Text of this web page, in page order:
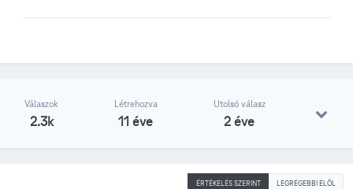
Válaszok
2.3k
Létrehozva
11 éve
Utolsó válasz
2 éve
ÉRTÉKELÉS SZERINT LEGRÉGEBBI ELÖL